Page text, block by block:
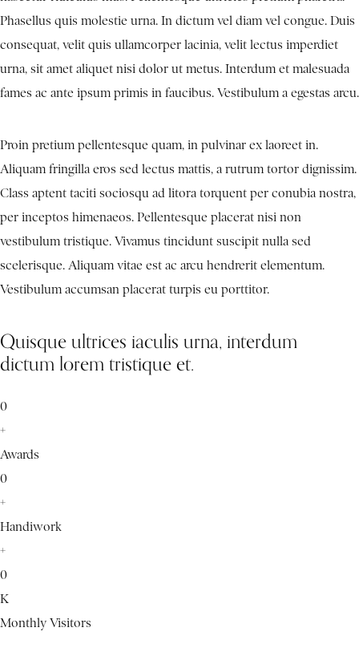
Phasellus quis molestie urna. In dictum vel diam vel congue. Duis
consequat, velit quis ullamcorper lacinia, velit lectus imperdiet
urna, sit amet aliquet nisi dolor ut metus. Interdum et malesuada
fames ac ante ipsum primis in faucibus. Vestibulum a egestas arcu.
Proin pretium pellentesque quam, in pulvinar ex laoreet in.
Aliquam fringilla eros sed lectus mattis, a rutrum tortor dignissim.
Class aptent taciti sociosqu ad litora torquent per conubia nostra,
per inceptos himenaeos. Pellentesque placerat nisi non
vestibulum tristique. Vivamus tincidunt suscipit nulla sed
scelerisque. Aliquam vitae est ac arcu hendrerit elementum.
Vestibulum accumsan placerat turpis eu porttitor.
Quisque ultrices iaculis urna, interdum
dictum lorem tristique et.
0
+
Awards
0
+
Handiwork
+
0
K
Monthly Visitors